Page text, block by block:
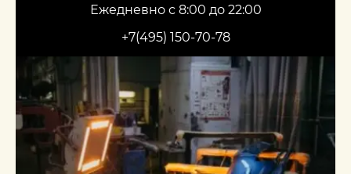
Ежедневно с 8:00 до 22:00
+7(495) 150-70-78